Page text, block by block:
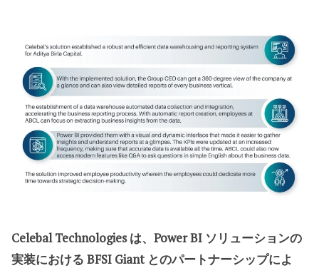
Celebal Technologies は、Power BI ソリューションの
実装における BFSI Giant とのパートナーシップによ